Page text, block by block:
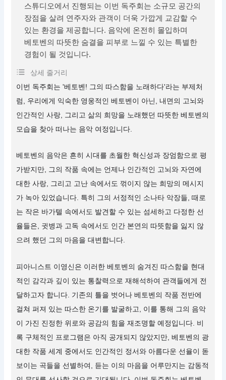
스튜디오에서 진행되는 이번 독주회는 소규모 공간의
장점을 살려 연주자와 관객이 더욱 가깝게 교감할 수
있는 환경을 제공합니다. 음악에 온전히 몰입하며
베토벤의 따뜻한 숨결을 피부로 느낄 수 있는 특별한
경험이 될 것입니다.
상세 줄거리
이번 독주회는 '베토벤! 그의 따스함을 노래하다'라는 부제처
럼, 우리에게 익숙한 영웅적인 베토벤이 아닌, 내면의 고뇌와
인간적인 사랑, 그리고 삶의 희망을 노래했던 따뜻한 베토벤의
모습을 찾아 떠나는 음악 여정입니다.
베토벤의 음악은 흔히 시대를 초월한 혁신성과 장엄함으로 평
가받지만, 그의 작품 속에는 언제나 인간적인 고뇌와 자연에
대한 사랑, 그리고 고난 속에서도 꺾이지 않는 희망의 메시지
가 녹아 있었습니다. 특히 그의 서정적인 소나타 악장들, 때로
는 작은 바가텔 속에서도 발견할 수 있는 섬세하고 다정한 선
율들은, 귓병과 고독 속에서도 인간 본연의 따뜻함을 잃지 않
으려 했던 그의 마음을 대변합니다.
피아니스트 이영신은 이러한 베토벤의 숨겨진 따스함을 현대
적인 감각과 깊이 있는 통찰력으로 재해석하여 관객들에게 전
달하고자 합니다. 기존의 틀을 벗어나 베토벤의 작품 전반에
걸쳐 퍼져 있는 따스한 온기를 발굴하고, 이를 통해 그의 음악
이 가진 진정한 위로와 공감의 힘을 재조명할 예정입니다. 비
록 구체적인 프로그램은 아직 공개되지 않았지만, 베토벤의 광
대한 작품 세계 중에서도 인간적인 정서와 아름다운 선율이 돋
보이는 곡들을 선별하여, 듣는 이의 마음을 어루만지는 감동적